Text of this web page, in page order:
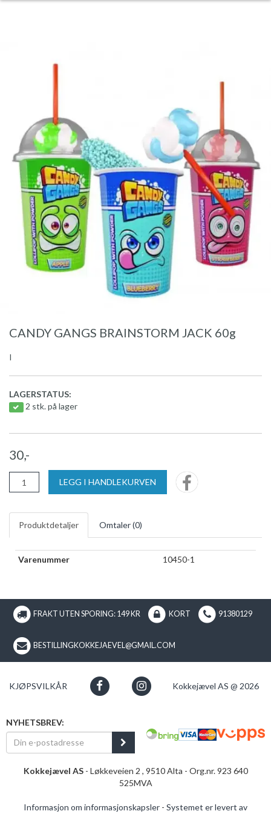
CANDY GANGS BRAINSTORM JACK 60g
I
LAGERSTATUS:
2 stk. på lager
30,-
LEGG I HANDLEKURVEN
Produktdetaljer Omtaler (0)
Varenummer 10450-1
FRAKT UTEN SPORING: 149 KR KORT 91380129
BESTILLINGKOKKEJAEVEL@GMAIL.COM
KJØPSVILKÅR Kokkejævel AS @ 2026
NYHETSBREV:
Kokkejævel AS- Løkkeveien 2 , 9510 Alta - Org.nr. 923 640
525MVA
Informasjon om informasjonskapsler - Systemet er levert av